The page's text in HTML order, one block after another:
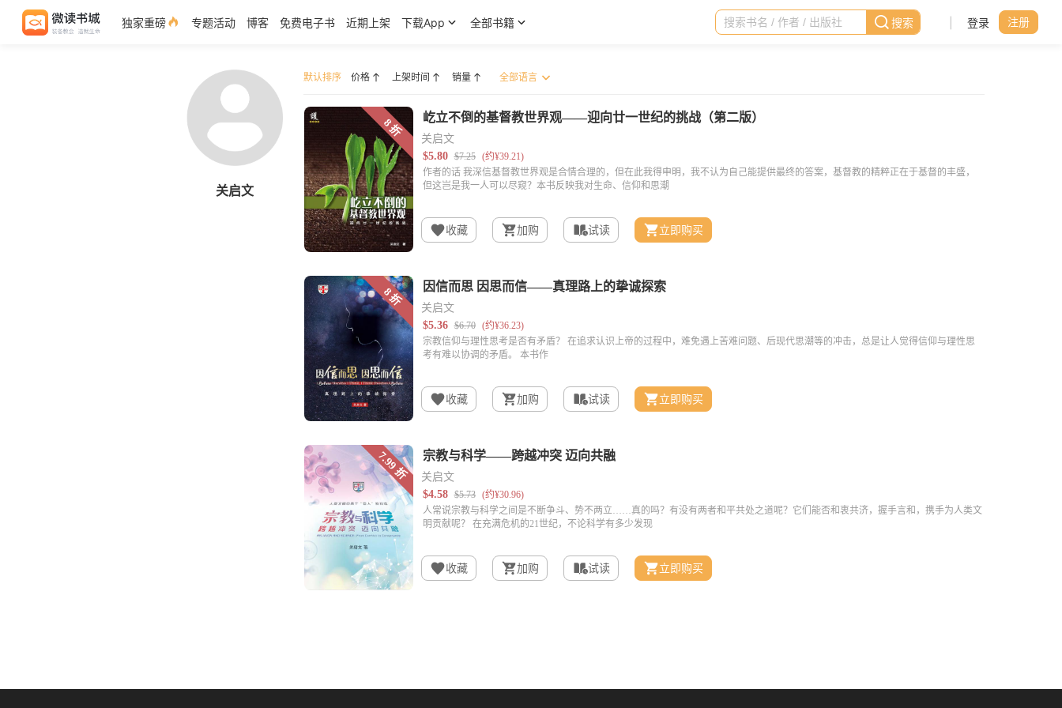
独家重磅 专题活动 博客 免费电子书 近期上架 下载App 全部书籍 登录 注册
关启文
默认排序 价格 上架时间 销量
关启文
收藏 加购 试读 立即购买
关启文
收藏 加购 试读 立即购买
关启文
收藏 加购 试读 立即购买